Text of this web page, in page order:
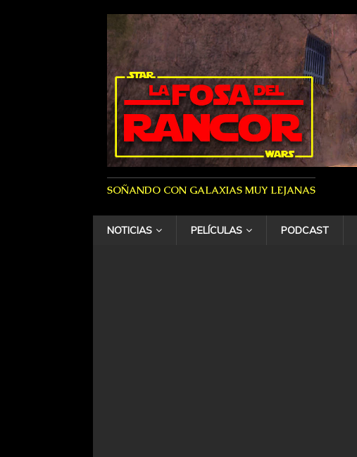
SOÑANDO CON GALAXIAS MUY LEJANAS
NOTICIAS PELÍCULAS PODCAST